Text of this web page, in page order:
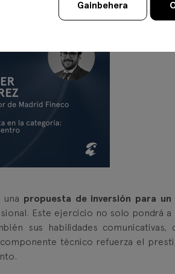
propuesta de inversión para un
Este ejercicio no solo pondrá a
sus habilidades comunicativas,
técnico refuerza el
Gainbehera